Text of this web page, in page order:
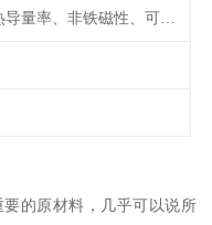
抗腐蚀性、热导量率、非铁磁性、可加工性、可成形性、回收性
的原材料，几乎可以说所